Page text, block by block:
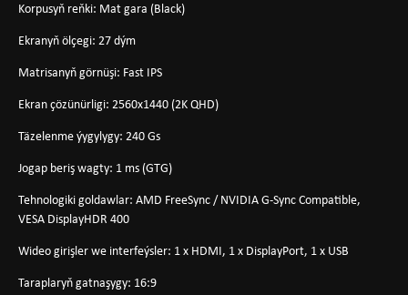
Korpusyň reňki: Mat gara (Black)
Ekranyň ölçegi: 27 dým
Matrisanyň görnüşi: Fast IPS
Ekran çözünürligi: 2560x1440 (2K QHD)
Täzelenme ýygylygy: 240 Gs
Jogap beriş wagty: 1 ms (GTG)
Tehnologiki goldawlar: AMD FreeSync / NVIDIA G-Sync Compatible,
VESA DisplayHDR 400
Wideo girişler we interfeýsler: 1 x HDMI, 1 x DisplayPort, 1 x USB
Taraplaryň gatnaşygy: 16:9